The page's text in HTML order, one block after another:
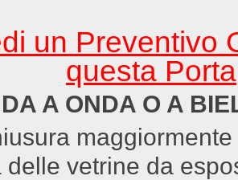
un Preventivo
questa Porta
A ONDA O A
delle vetrine da